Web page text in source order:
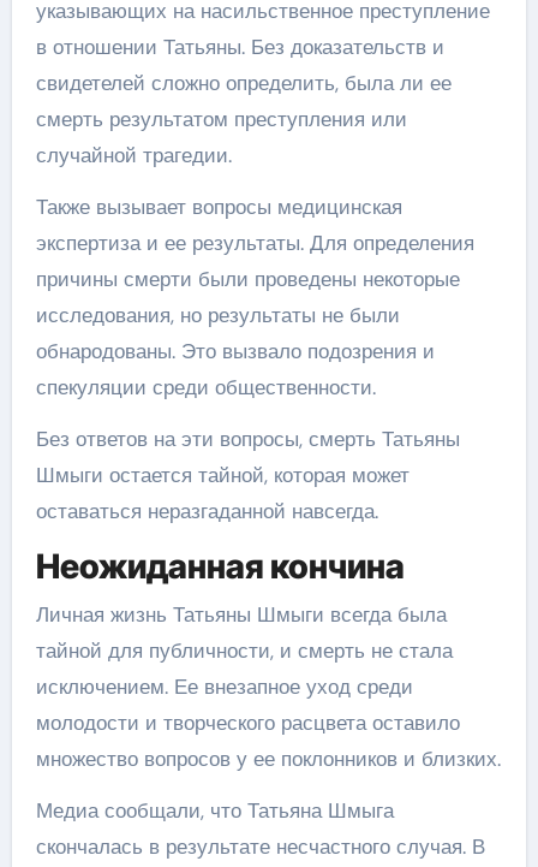
указывающих на насильственное преступление
в отношении Татьяны. Без доказательств и
свидетелей сложно определить, была ли ее
смерть результатом преступления или
случайной трагедии.
Также вызывает вопросы медицинская
экспертиза и ее результаты. Для определения
причины смерти были проведены некоторые
исследования, но результаты не были
обнародованы. Это вызвало подозрения и
спекуляции среди общественности.
Без ответов на эти вопросы, смерть Татьяны
Шмыги остается тайной, которая может
оставаться неразгаданной навсегда.
Неожиданная кончина
Личная жизнь Татьяны Шмыги всегда была
тайной для публичности, и смерть не стала
исключением. Ее внезапное уход среди
молодости и творческого расцвета оставило
множество вопросов у ее поклонников и близких.
Медиа сообщали, что Татьяна Шмыга
скончалась в результате несчастного случая. В